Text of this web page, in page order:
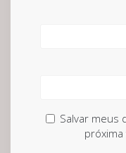
Salvar meus